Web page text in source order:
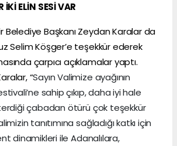
İKİ ELİN SESİ VAR
Belediye Başkanı Zeydan Karalar da
Selim Köşger’e teşekkür ederek
çarpıcı açıklamalar yaptı.
“Sayın Valimize ayağının
sahip çıkıp, daha iyi hale
çabadan ötürü çok teşekkür
tanıtımına sağladığı katkı için
dinamikleri ile Adanalılara,